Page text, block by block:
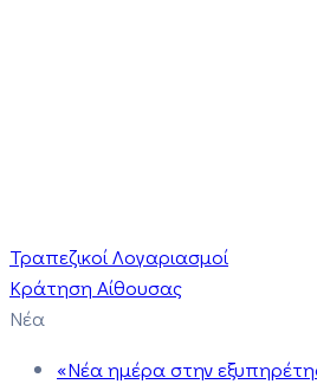
Τραπεζικοί Λογαριασμοί
Κράτηση Αίθουσας
Νέα
«Νέα ημέρα στην